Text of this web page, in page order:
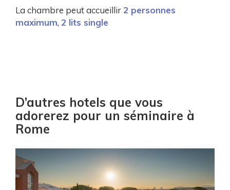
La chambre peut accueillir2 personnes
maximum, 2 lits single
D’autres hotels que vous
adorerez pour un séminaire à
Rome